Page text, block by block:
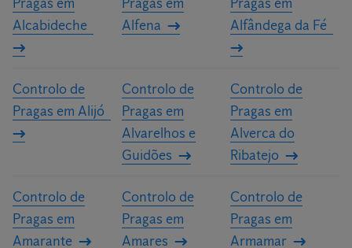
Alcabideche
Alfena
Alfândega da Fé
Controlo de
Pragas em Alijó
Controlo de
Pragas em
Alvarelhos e
Guidões
Controlo de
Pragas em
Alverca do
Ribatejo
Controlo de
Pragas em
Amarante
Controlo de
Pragas em
Amares
Controlo de
Pragas em
Armamar